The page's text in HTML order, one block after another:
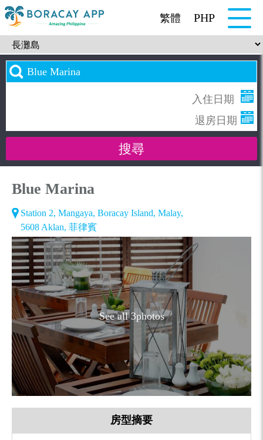
繁體 PHP
Blue Marina
Station 2, Mangaya, Boracay Island, Malay,
5608 Aklan, 菲律賓
See all 3photos
房型摘要